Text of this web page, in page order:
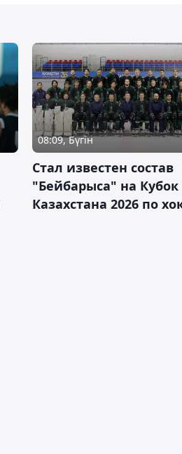
08:09, Бүгін
Стал известен состав
"Бейбарыса" на Кубок
Казахстана 2026 по